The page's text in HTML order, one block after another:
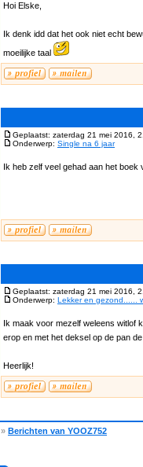
Hoi Elske,
Ik denk idd dat het ook niet echt
moeilijke taal
Geplaatst: zaterdag 21 mei 2016,
Onderwerp: Single na 6 jaar
Ik heb zelf veel gehad aan het
Geplaatst: zaterdag 21 mei 2016,
Onderwerp: Lekker en gezond......
Ik maak voor mezelf weleens witlof
erop en met het deksel op de pan
Heerlijk!
» Berichten van YOOZ752